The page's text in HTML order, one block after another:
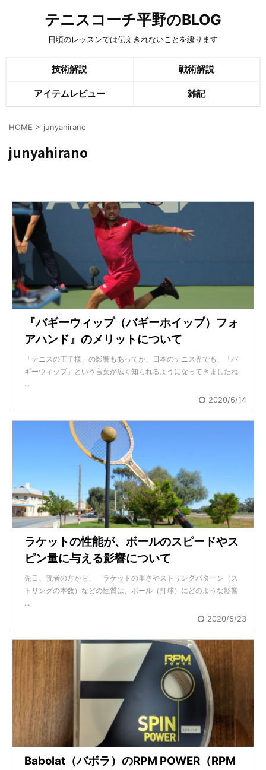
テニスコーチ平野のBLOG
日頃のレッスンでは伝えきれないことを綴ります
技術解説 戦術解説
アイテムレビュー 雑記
HOME > junyahirano
junyahirano
『バギーウィップ（バギーホイップ）フォ
アハンド』のメリットについて
「テニスの王子様」の影響もあってか、日本のテニス界でも、「バ
ギーウィップ」という言葉が広く知られるようになってきましたね
...
2020/6/14
ラケットの性能が、ボールのスピードやス
ピン量に与える影響について
先日、読者の方から、「ラケットの重さやストリングパターン（ス
トリングの本数）などの性質は、ボール（打球）にどのような影響
...
2020/5/23
Babolat（バボラ）のRPM POWER（RPM